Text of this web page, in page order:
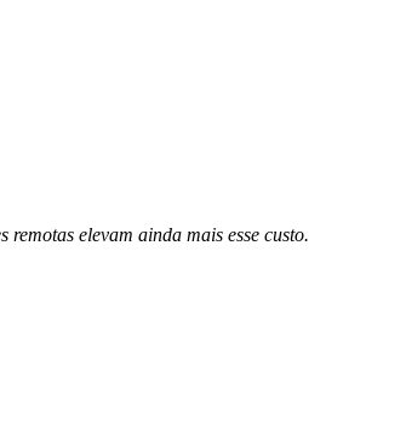
elevam ainda mais esse custo.